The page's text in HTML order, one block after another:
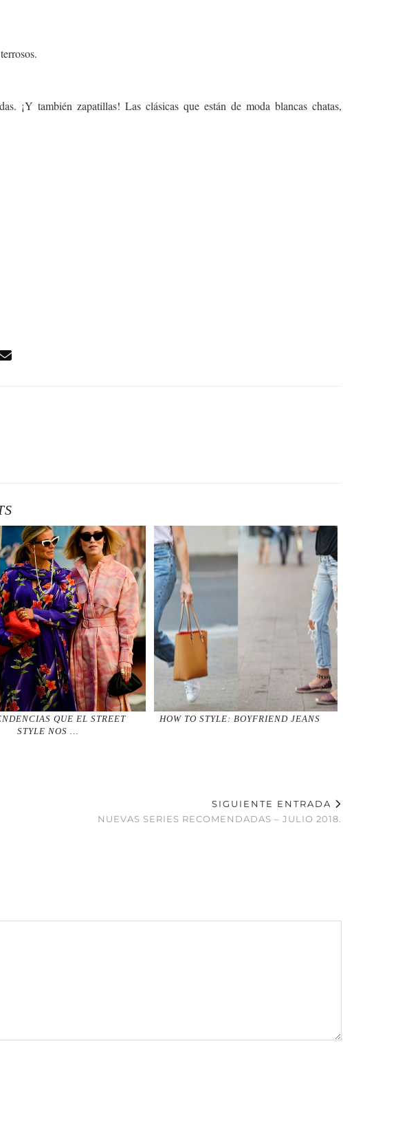
¡Y también zapatillas! Las clásicas que están de moda blancas chatas,
QUE EL STREET
STYLE NOS …
HOW TO STYLE: BOYFRIEND JEANS
SIGUIENTE ENTRADA
NUEVAS SERIES RECOMENDADAS – JULIO 2018.